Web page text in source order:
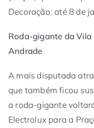
Decoração: até 8 de
Roda-gigante da Vila
Andrade
A mais disputada
que também ficou
a roda-gigante
Electrolux para a